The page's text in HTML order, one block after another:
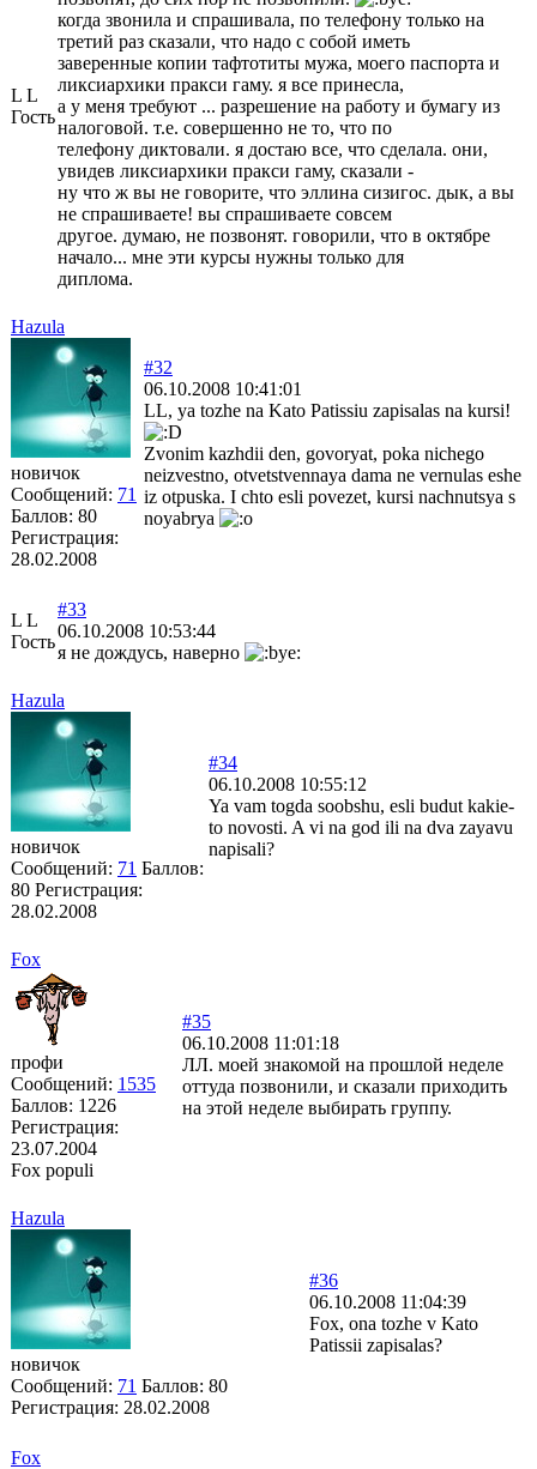
L L
Гость
когда звонила и спрашивала, по телефону только на
третий раз сказали, что надо с собой иметь
заверенные копии тафтотиты мужа, моегo паспорта и
ликсиархики пракси гаму. я все принесла,
а у меня требуют ... разрешение на работу и бумагу из
налоговой. т.е. совершенно не то, что по
телефону диктовали. я достаю все, что сделала. они,
увидев ликсиархики пракси гаму, сказали -
ну что ж вы не говорите, что эллина сизигос. дык, а вы
не спрашиваете! вы спрашиваете совсем
другое. думаю, не позвонят. говорили, что в октябре
начало... мне эти курсы нужны только для
диплома.
Hazula
новичок
Сообщений: 71
Баллов: 80
Регистрация:
28.02.2008
#32
06.10.2008 10:41:01
LL, ya tozhe na Kato Patissiu zapisalas na kursi!
Zvonim kazhdii den, govoryat, poka nichego
neizvestno, otvetstvennaya dama ne vernulas eshe
iz otpuska. I chto esli povezet, kursi nachnutsya s
noyabrya
L L
Гость
#33
06.10.2008 10:53:44
я не дождусь, наверно
Hazula
новичок
Сообщений: 71 Баллов:
80 Регистрация:
28.02.2008
#34
06.10.2008 10:55:12
Ya vam togda soobshu, esli budut kakie-
to novosti. A vi na god ili na dva zayavu
napisali?
Fox
профи
Сообщений: 1535
Баллов: 1226
Регистрация:
23.07.2004
Fox populi
#35
06.10.2008 11:01:18
ЛЛ. моей знакомой на прошлой неделе
оттуда позвонили, и сказали приходить
на этой неделе выбирать группу.
Hazula
новичок
Сообщений: 71 Баллов: 80
Регистрация: 28.02.2008
#36
06.10.2008 11:04:39
Fox, ona tozhe v Kato
Patissii zapisalas?
Fox